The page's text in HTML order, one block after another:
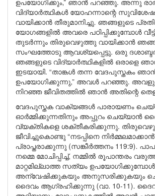
ഉപയോഗിക്കും,” ഞാൻ പറഞ്ഞു. അന്നു
വിദ്യാർത്ഥികൾ യോഹന്നാന്റെ
വായിക്കാൻ തീരുമാനിച്ചു. ഞങ്ങളുടെ
യോഗങ്ങളിൽ അവരെ പഠിപ്പിക്കുമ്പോൾ
തുടർന്നും തിരുവെഴുത്തു വായിക്കാൻ
സംഘത്തോടു ആവശ്യപ്പെട്ടു. ഒരു
ഞങ്ങളുടെ വിദ്യാർത്ഥികളിൽ ഒരാളെ
ഇടയായി. “താങ്കൾ തന്ന വേദപുസ്തകം
ഉപയോഗിക്കുന്നു,” അവൾ പറഞ്ഞു.
നിറഞ്ഞ ജീവിതത്തിൽ ഞാൻ അതിന്റെ
വേദപുസ്തക വാക്യങ്ങൾ പാരായണം
ഓർമ്മിക്കുന്നതിനും അപ്പുറം ചെയ്യാൻ
വ്യക്തികളെ ശക്തീകരിക്കുന്നു.
ജീവിച്ചുകൊണ്ടു “നടപ്പിനെ
പ്രാപ്തരാക്കുന്നു (സങ്കീർത്തനം 119:9).
നമ്മെ മോചിപ്പിച്ച്, നമ്മിൽ രൂപാന്തരം
മാറ്റമില്ലാത്ത സത്യം
അന്വേഷിക്കുകയും അനുസരിക്കുകയും
ദൈവം ആഗ്രഹിക്കുന്നു (വാ. 10-11).